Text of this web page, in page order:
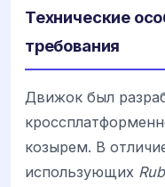
Технические
требования
Движок был
козырем. В
использующих